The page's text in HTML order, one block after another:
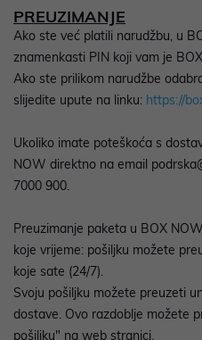
PREUZIMANJE
Ako ste već platili narudžbu, u
znamenkasti PIN koji vam je
Ako ste prilikom narudžbe
slijedite upute na linku: https://
Ukoliko imate poteškoća s
NOW direktno na email
7000 900.
Preuzimanje paketa u BOX
koje vrijeme: pošiljku možete
koje sate (24/7).
Svoju pošiljku možete preuzeti
dostave. Ovo razdoblje možete
pošiljku" na web stranici.